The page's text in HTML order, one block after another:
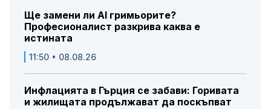
Ще замени ли AI гримьорите?
Професионалист разкрива каква е
истината
11:50 • 08.08.26
Инфлацията в Гърция се забави: Горивата
и жилищата продължават да поскъпват